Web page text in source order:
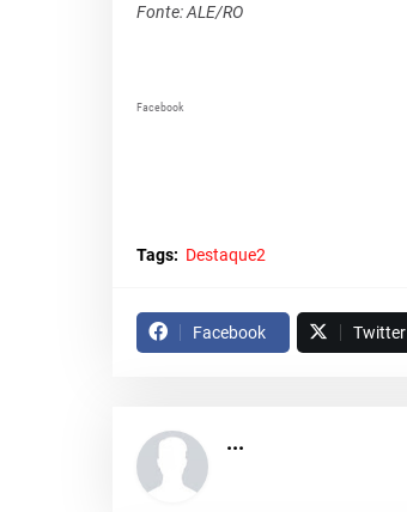
Fonte: ALE/RO
Facebook
Tags: Destaque2
Facebook Twitter
...